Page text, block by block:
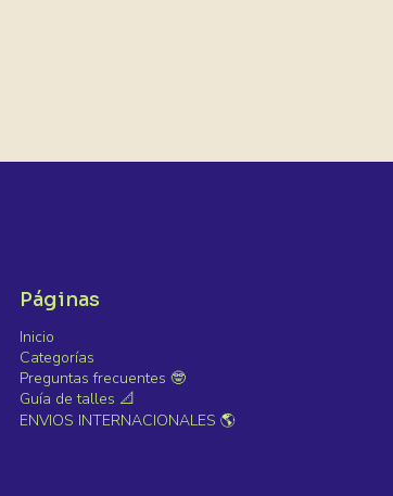
Páginas
Inicio
Categorías
Preguntas frecuentes 🤓
Guía de talles 📐
ENVIOS INTERNACIONALES 🌎